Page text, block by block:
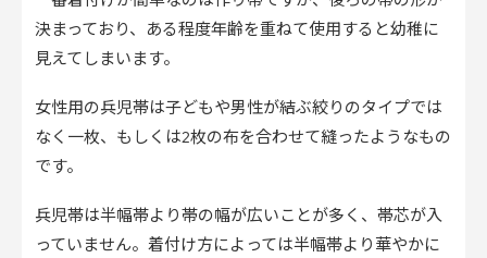
決まっており、ある程度年齢を重ねて使用すると幼稚に
見えてしまいます。
女性用の兵児帯は子どもや男性が結ぶ絞りのタイプでは
なく一枚、もしくは2枚の布を合わせて縫ったようなもの
です。
兵児帯は半幅帯より帯の幅が広いことが多く、帯芯が入
っていません。着付け方によっては半幅帯より華やかに